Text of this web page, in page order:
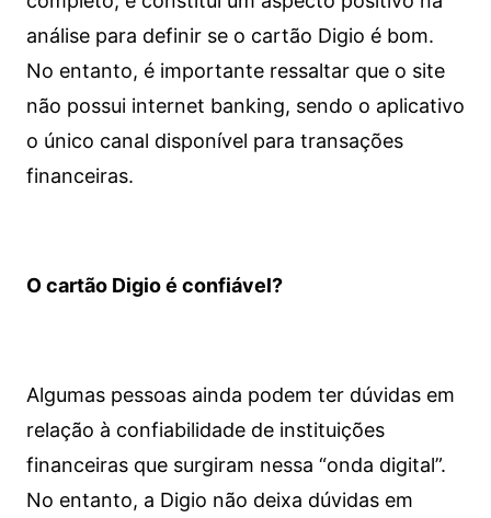
análise para definir se o cartão Digio é bom.
No entanto, é importante ressaltar que o site
não possui internet banking, sendo o aplicativo
o único canal disponível para transações
financeiras.
O cartão Digio é confiável?
Algumas pessoas ainda podem ter dúvidas em
relação à confiabilidade de instituições
financeiras que surgiram nessa “onda digital”.
No entanto, a Digio não deixa dúvidas em